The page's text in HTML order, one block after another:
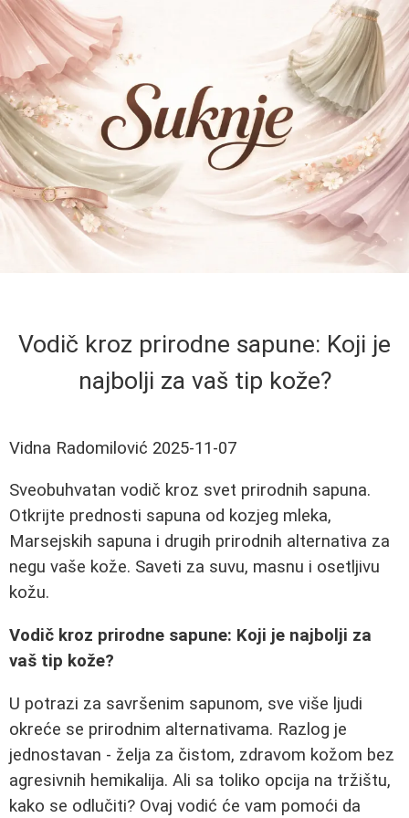
Vodič kroz prirodne sapune: Koji je
najbolji za vaš tip kože?
Vidna Radomilović 2025-11-07
Sveobuhvatan vodič kroz svet prirodnih sapuna.
Otkrijte prednosti sapuna od kozjeg mleka,
Marsejskih sapuna i drugih prirodnih alternativa za
negu vaše kože. Saveti za suvu, masnu i osetljivu
kožu.
Vodič kroz prirodne sapune: Koji je najbolji za
vaš tip kože?
U potrazi za savršenim sapunom, sve više ljudi
okreće se prirodnim alternativama. Razlog je
jednostavan - želja za čistom, zdravom kožom bez
agresivnih hemikalija. Ali sa toliko opcija na tržištu,
kako se odlučiti? Ovaj vodić će vam pomoći da